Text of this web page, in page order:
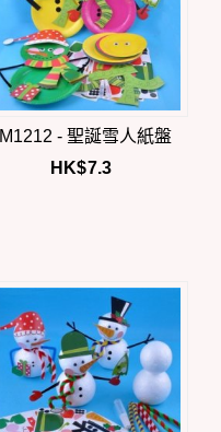
M1212 - 聖誕雪人紙盤
HK$7.3